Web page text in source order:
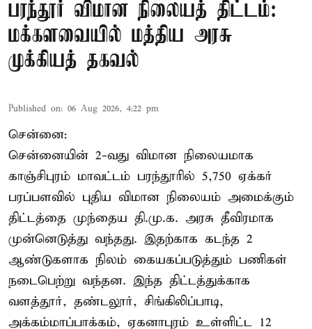
பரந்தூர் விமான நிலையத் திட்டம்:
மக்களவையில் மத்திய அரசு
முக்கியத் தகவல்
Published on: 06 Aug 2026, 4:22 pm
சென்னை:
சென்னையின் 2-வது விமான நிலையமாக
காஞ்சிபுரம் மாவட்டம் பரந்தூரில் 5,750 ஏக்கர்
பரப்பளவில் புதிய விமான நிலையம் அமைக்கும்
திட்டத்தை முந்தைய தி.மு.க. அரசு தீவிரமாக
முன்னெடுத்து வந்தது. இதற்காக கடந்த 2
ஆண்டுகளாக நிலம் கையகப்படுத்தும் பணிகள்
நடைபெற்று வந்தன. இந்த திட்டத்துக்காக
வளத்தூர், தண்டலூர், சிங்கிலிப்பாடி,
அக்கம்மாப்பாக்கம், ஏகனாபுரம் உள்ளிட்ட 12